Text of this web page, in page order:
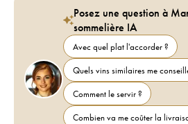
Posez une question à
sommelière IA
Avec quel plat l'accorder ?
Quels vins similaires me
Comment le servir ?
Combien va me coûter la